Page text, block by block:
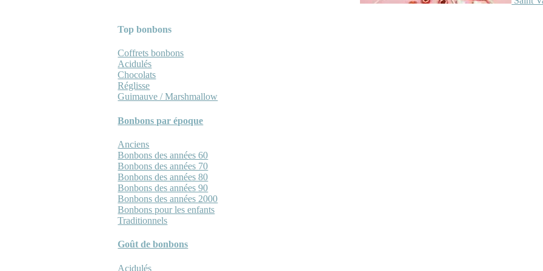
Top bonbons
Coffrets bonbons
Acidulés
Chocolats
Réglisse
Guimauve / Marshmallow
Bonbons par époque
Anciens
Bonbons des années 60
Bonbons des années 70
Bonbons des années 80
Bonbons des années 90
Bonbons des années 2000
Bonbons pour les enfants
Traditionnels
Goût de bonbons
Acidulés